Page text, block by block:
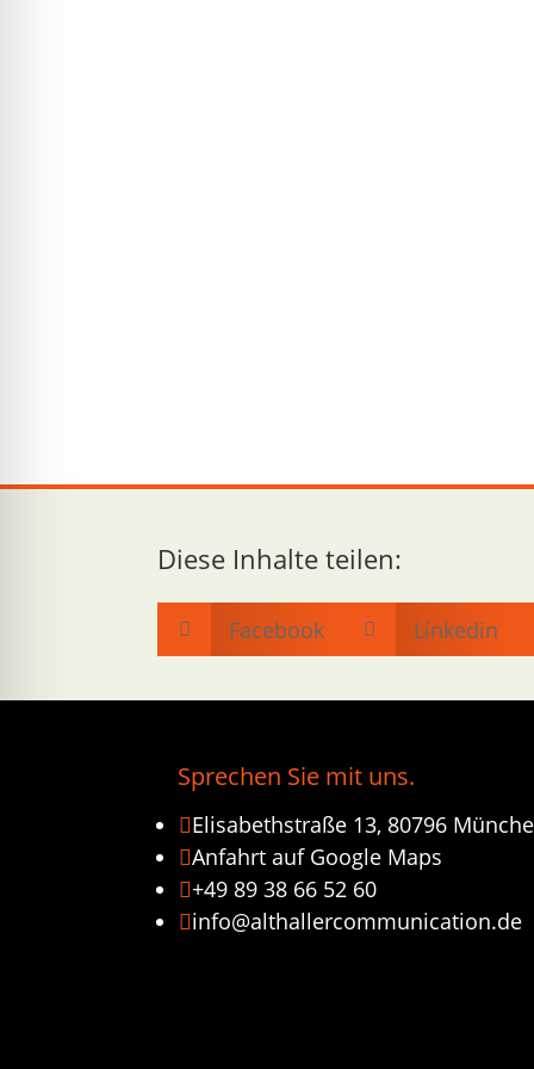
Diese Inhalte teilen:
 Facebook  Linkedin
Sprechen Sie mit uns.
Elisabethstraße 13, 80796
Anfahrt auf Google Maps
+49 89 38 66 52 60
info@althallercommunication.de